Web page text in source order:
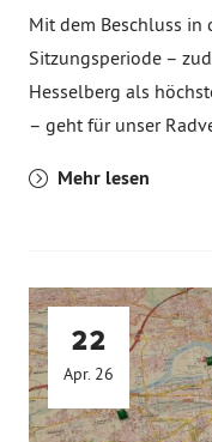
Mit dem Beschluss in
Sitzungsperiode –
Hesselberg als
– geht für unser
Mehr lesen
22
Apr. 26